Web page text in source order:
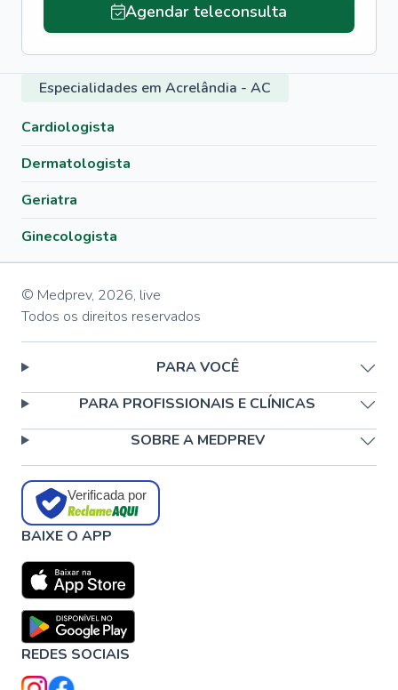
Agendar teleconsulta
Especialidades em Acrelândia - AC
Cardiologista
Dermatologista
Geriatra
Ginecologista
© Medprev, 2026, live
Todos os direitos reservados
PARA VOCÊ
PARA PROFISSIONAIS E CLÍNICAS
SOBRE A MEDPREV
Verificada por
BAIXE O APP
REDES SOCIAIS